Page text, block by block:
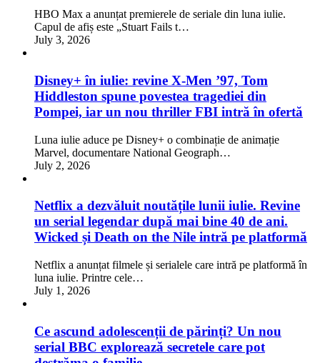
HBO Max a anunțat premierele de seriale din luna iulie.
Capul de afiș este „Stuart Fails t…
July 3, 2026
Disney+ în iulie: revine X-Men ’97, Tom
Hiddleston spune povestea tragediei din
Pompei, iar un nou thriller FBI intră în ofertă
Luna iulie aduce pe Disney+ o combinație de animație
Marvel, documentare National Geograph…
July 2, 2026
Netflix a dezvăluit noutățile lunii iulie. Revine
un serial legendar după mai bine 40 de ani.
Wicked și Death on the Nile intră pe platformă
Netflix a anunțat filmele și serialele care intră pe platformă în
luna iulie. Printre cele…
July 1, 2026
Ce ascund adolescenții de părinți? Un nou
serial BBC explorează secretele care pot